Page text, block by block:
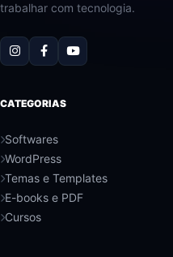
trabalhar com tecnologia.
CATEGORIAS
Softwares
WordPress
Temas e Templates
E-books e PDF
Cursos